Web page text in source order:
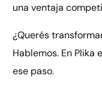
una ventaja
¿Querés
Hablemos. En
ese paso.